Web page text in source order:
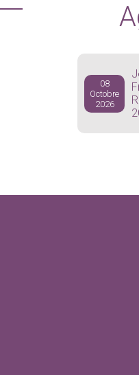
08
Octobre
2026